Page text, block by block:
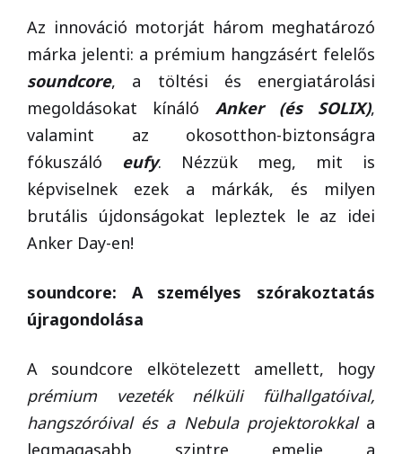
Az innováció motorját három meghatározó
márka jelenti: a prémium hangzásért felelős
soundcore, a töltési és energiatárolási
megoldásokat kínáló Anker (és SOLIX),
valamint az okosotthon-biztonságra
fókuszáló eufy. Nézzük meg, mit is
képviselnek ezek a márkák, és milyen
brutális újdonságokat lepleztek le az idei
Anker Day-en!
soundcore: A személyes szórakoztatás
újragondolása
A soundcore elkötelezett amellett, hogy
prémium vezeték nélküli fülhallgatóival,
hangszóróival és a Nebula projektorokkala